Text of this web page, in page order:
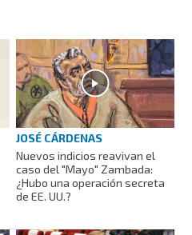
JOSÉ CÁRDENAS
Nuevos indicios reavivan el
caso del "Mayo" Zambada:
¿Hubo una operación secreta
de EE. UU.?